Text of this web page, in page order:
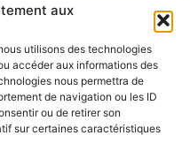
aux
utilisons des technologies
accéder aux informations des
nous permettra de
de navigation ou les ID
ou de retirer son
sur certaines caractéristiques
gourmands!).